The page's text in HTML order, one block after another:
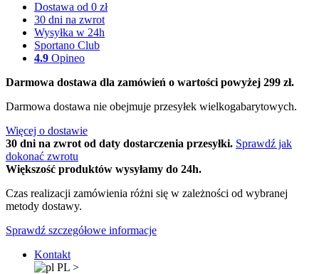
Dostawa od 0 zł
30 dni na zwrot
Wysyłka w 24h
Sportano Club
4.9 Opineo
Darmowa dostawa dla zamówień o wartości powyżej 299 zł.
Darmowa dostawa nie obejmuje przesyłek wielkogabarytowych.
Więcej o dostawie
30 dni na zwrot od daty dostarczenia przesyłki. Sprawdź jak
dokonać zwrotu
Większość produktów wysyłamy do 24h.
Czas realizacji zamówienia różni się w zależności od wybranej
metody dostawy.
Sprawdź szczegółowe informacje
Kontakt
PL >